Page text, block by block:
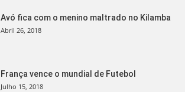
Avó fica com o menino maltrado no Kilamba
Abril 26, 2018
França vence o mundial de Futebol
Julho 15, 2018